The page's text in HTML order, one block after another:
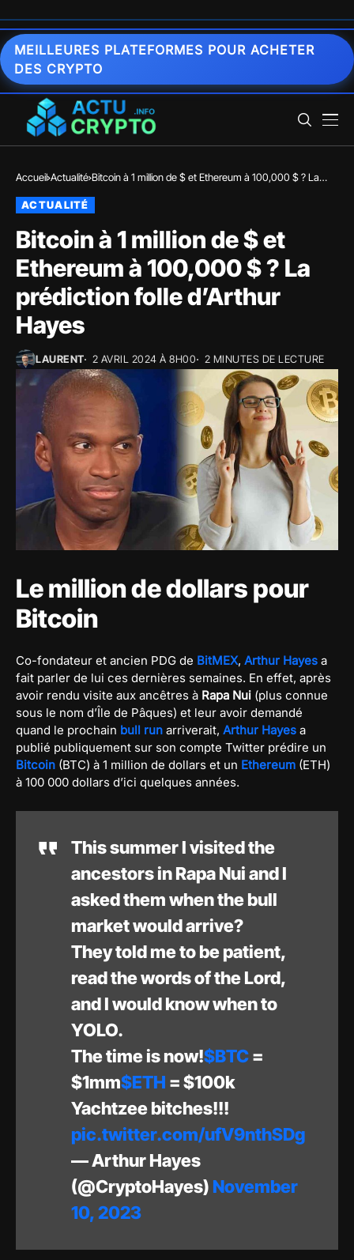
MEILLEURES PLATEFORMES POUR ACHETER
DES CRYPTO
Accueil Actualité Bitcoin à 1 million de $ et Ethereum à 100,000 $ ? La
ACTUALITÉ
Bitcoin à 1 million de $ et
Ethereum à 100,000 $ ? La
prédiction folle d’Arthur
Hayes
LAURENT 2 AVRIL 2024 À 8H00 2 MINUTES DE LECTURE
Le million de dollars pour
Bitcoin
Co-fondateur et ancien PDG de BitMEX, Arthur Hayes a
fait parler de lui ces dernières semaines. En effet, après
avoir rendu visite aux ancêtres à Rapa Nui (plus connue
sous le nom d’Île de Pâques) et leur avoir demandé
quand le prochain bull run arriverait, Arthur Hayes a
publié publiquement sur son compte Twitter prédire un
Bitcoin (BTC) à 1 million de dollars et un Ethereum (ETH)
à 100 000 dollars d’ici quelques années.
This summer I visited the
ancestors in Rapa Nui and I
asked them when the bull
market would arrive?
They told me to be patient,
read the words of the Lord,
and I would know when to
YOLO.
The time is now!$BTC=
$1mm$ETH = $100k
Yachtzee bitches!!!
pic.twitter.com/ufV9nthSDg
— Arthur Hayes
(@CryptoHayes) November
10, 2023